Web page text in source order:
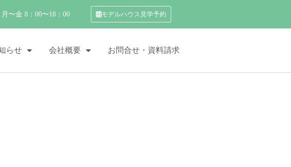
月〜金 8：00〜18：00 モデルハウス見学予約
らせ 会社概要 お問合せ・資料請求